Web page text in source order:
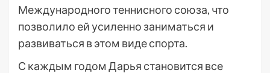
Международного теннисного союза, что
позволило ей усиленно заниматься и
развиваться в этом виде спорта.
С каждым годом Дарья становится все